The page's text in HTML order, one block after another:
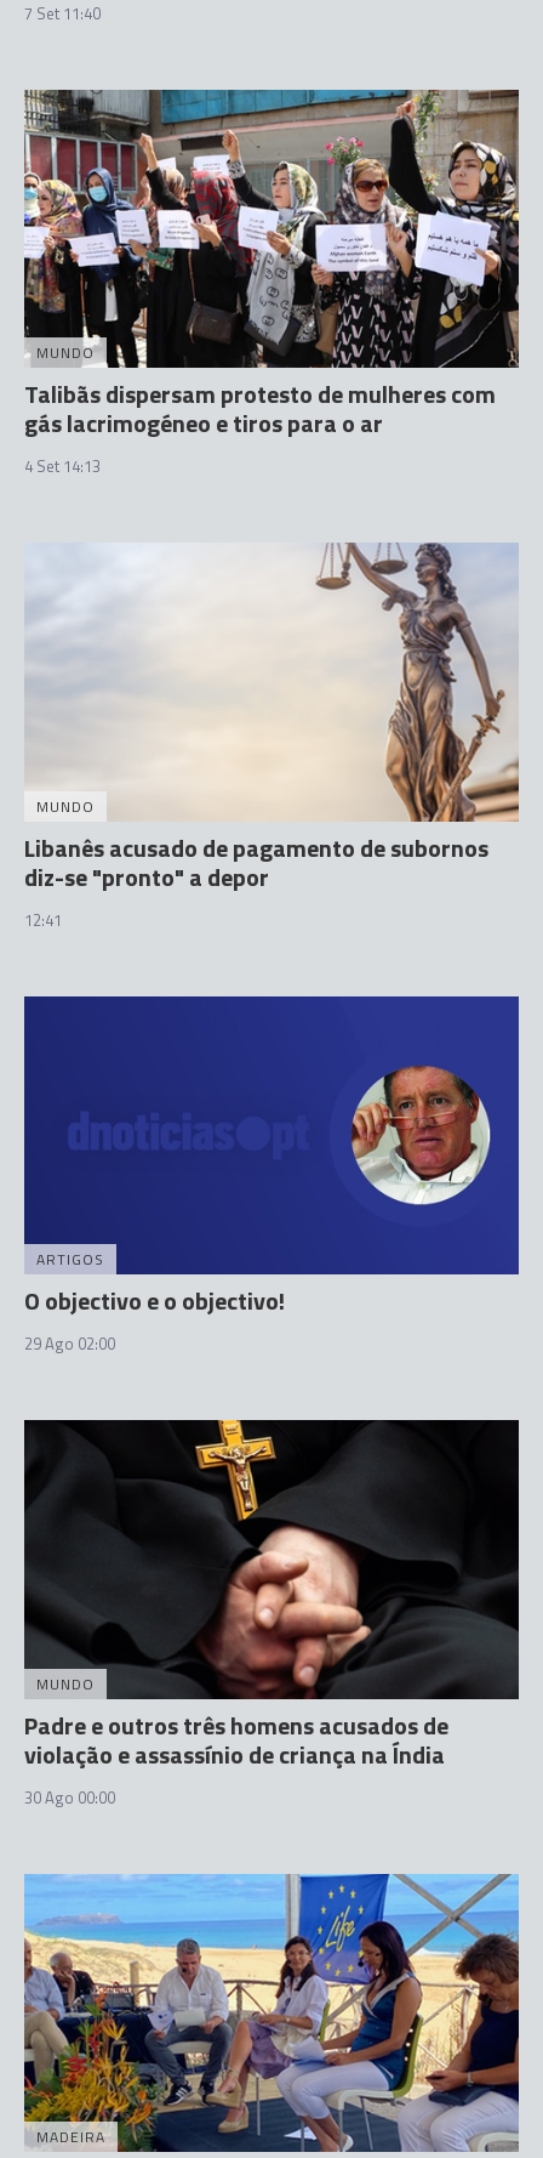
7 Set 11:40
MUNDO
Talibãs dispersam protesto de mulheres com
gás lacrimogéneo e tiros para o ar
4 Set 14:13
MUNDO
Libanês acusado de pagamento de subornos
diz-se "pronto" a depor
12:41
ARTIGOS
O objectivo e o objectivo!
29 Ago 02:00
MUNDO
Padre e outros três homens acusados de
violação e assassínio de criança na Índia
30 Ago 00:00
MADEIRA